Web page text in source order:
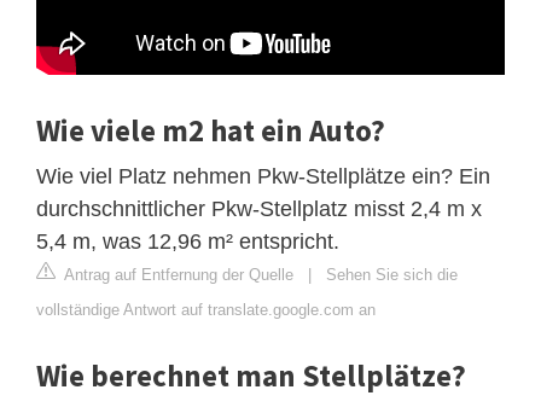
Wie viele m2 hat ein Auto?
Wie viel Platz nehmen Pkw-Stellplätze ein? Ein
durchschnittlicher Pkw-Stellplatz misst 2,4 m x
5,4 m, was 12,96 m² entspricht.
Antrag auf Entfernung der Quelle | Sehen Sie sich die
vollständige Antwort auf translate.google.com an
Wie berechnet man Stellplätze?